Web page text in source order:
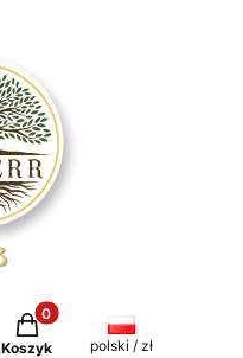
Produkty w koszyku: 0.
Koszyk polski / zł